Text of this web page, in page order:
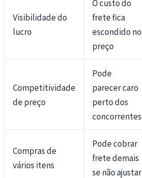
Visibilidade do
lucro
O custo do
frete fica
escondido no
preço
Competitividade
de preço
Pode
parecer caro
perto dos
concorrentes
Compras de
vários itens
Pode cobrar
frete demais
se não ajustar